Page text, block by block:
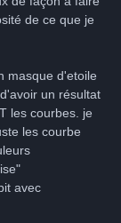
de ce que je
masque d'etoile
un résultat
les courbes. je
les courbe
avec